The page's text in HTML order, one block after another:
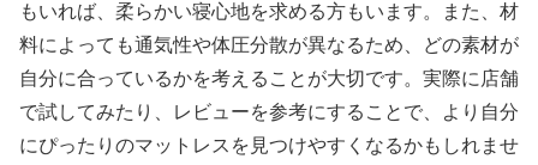
もいれば、柔らかい寝心地を求める方もいます。また、材
料によっても通気性や体圧分散が異なるため、どの素材が
自分に合っているかを考えることが大切です。実際に店舗
で試してみたり、レビューを参考にすることで、より自分
にぴったりのマットレスを見つけやすくなるかもしれませ